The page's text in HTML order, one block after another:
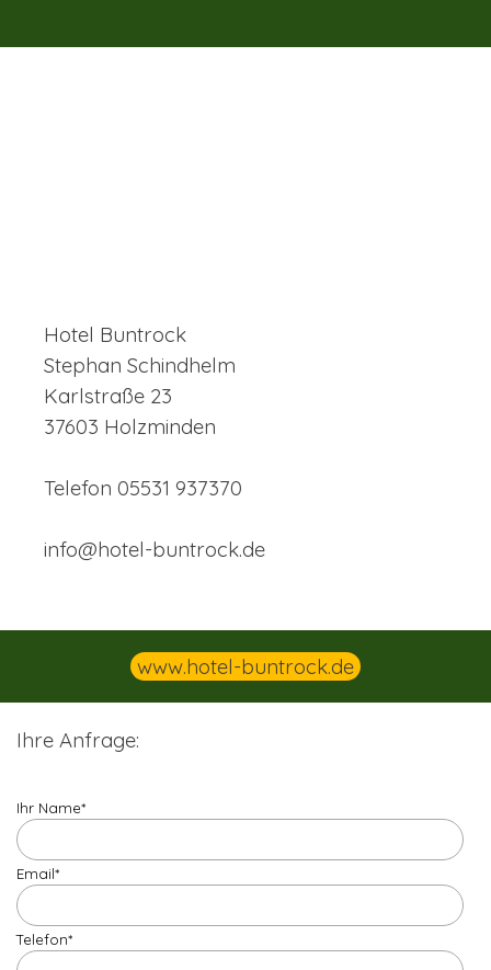
Hotel Buntrock
Stephan Schindhelm
Karlstraße 23
37603 Holzminden
Telefon 05531 937370
info@hotel-buntrock.de
www.hotel-buntrock.de
Ihre Anfrage:
Ihr Name*
Email*
Telefon*